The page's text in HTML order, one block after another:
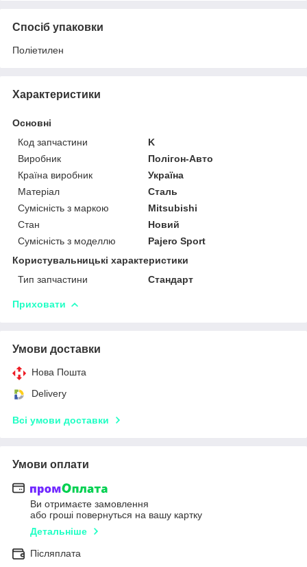
Спосіб упаковки
Поліетилен
Характеристики
Основні
Код запчастини
K
Виробник
Полігон-Авто
Країна виробник
Україна
Матеріал
Сталь
Сумісність з маркою
Mitsubishi
Стан
Новий
Сумісність з моделлю
Pajero Sport
Користувальницькі характеристики
Тип запчастини
Стандарт
Приховати
Умови доставки
Нова Пошта
Delivery
Всі умови доставки
Умови оплати
Ви отримаєте замовлення
або гроші повернуться на вашу картку
Детальніше
Післяплата